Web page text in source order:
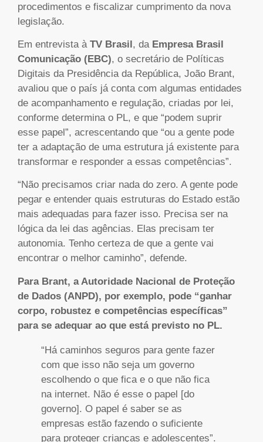
procedimentos e fiscalizar cumprimento da nova
legislação.
Em entrevista à TV Brasil, da Empresa Brasil
Comunicação (EBC), o secretário de Políticas
Digitais da Presidência da República, João Brant,
avaliou que o país já conta com algumas entidades
de acompanhamento e regulação, criadas por lei,
conforme determina o PL, e que “podem suprir
esse papel”, acrescentando que “ou a gente pode
ter a adaptação de uma estrutura já existente para
transformar e responder a essas competências”.
“Não precisamos criar nada do zero. A gente pode
pegar e entender quais estruturas do Estado estão
mais adequadas para fazer isso. Precisa ser na
lógica da lei das agências. Elas precisam ter
autonomia. Tenho certeza de que a gente vai
encontrar o melhor caminho”, defende.
Para Brant, a Autoridade Nacional de Proteção
de Dados (ANPD), por exemplo, pode “ganhar
corpo, robustez e competências específicas”
para se adequar ao que está previsto no PL.
“Há caminhos seguros para gente fazer
com que isso não seja um governo
escolhendo o que fica e o que não fica
na internet. Não é esse o papel [do
governo]. O papel é saber se as
empresas estão fazendo o suficiente
para proteger crianças e adolescentes”.